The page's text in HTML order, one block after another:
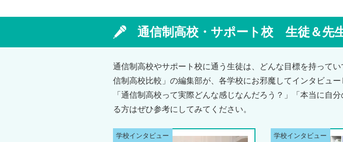
通信制高校・サポート校 生徒＆先
通信制高校やサポート校に通う生徒は、どんな目標を持って
信制高校比較」の編集部が、各学校にお邪魔してインタビュ
「通信制高校って実際どんな感じなんだろう？」「本当に
る方はぜひ参考にしてみてください。